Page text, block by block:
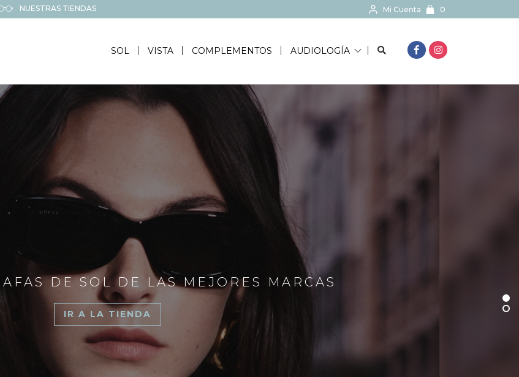
NUESTRAS TIENDAS Mi Cuenta 0
SOL VISTA COMPLEMENTOS AUDIOLOGÍA BUSCAR...
DE SOL DE LAS MEJORES MARCAS
IR A LA TIENDA